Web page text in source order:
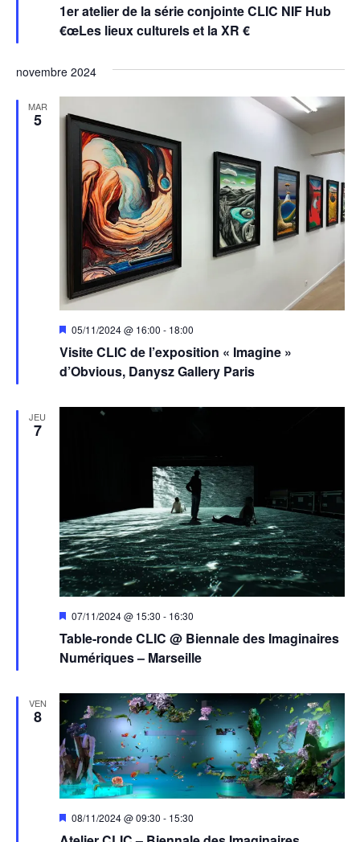
1er atelier de la série conjointe CLIC NIF Hub
€œLes lieux culturels et la XR €
avant
novembre 2024
MAR
5
Visite CLIC de l’exposition « Imagine »
d’Obvious, Danysz Gallery Paris
Mis
avant
05/11/2024 @ 16:00 - 18:00
JEU
7
Table-ronde CLIC @ Biennale des Imaginaires
Numériques – Marseille
Mis
avant
07/11/2024 @ 15:30 - 16:30
VEN
8
Mis
08/11/2024 @ 09:30 - 15:30